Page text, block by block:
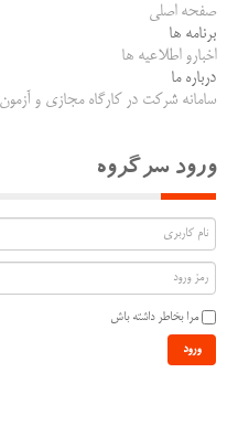
صفحه اصلی
برنامه ها
اخبارو اطلاعیه ها
درباره ما
سامانه شرکت در کارگاه مجازی و آزمون
ورود سرگروه
مرا بخاطر داشته باش
ورود